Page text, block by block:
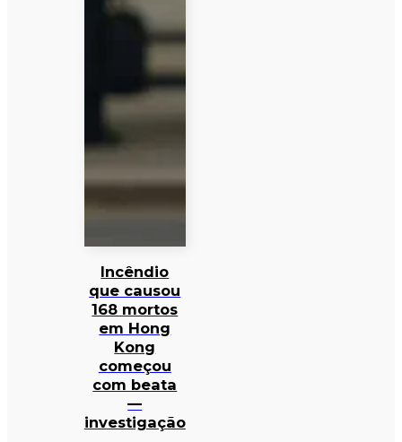
Incêndio
que causou
168 mortos
em Hong
Kong
começou
com beata
—
investigação